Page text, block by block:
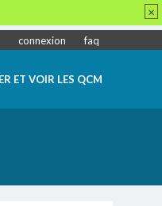
connexion faq
ET VOIR LES QCM
×